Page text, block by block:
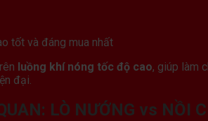
luồng khí nóng tốc độ cao, giúp làm
đại.
LÒ NƯỚNG vs NỒI